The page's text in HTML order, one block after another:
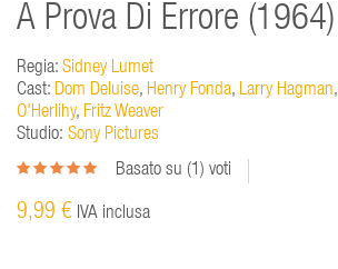
A Prova Di Errore (1964)
Regia: Sidney Lumet
Cast: Dom Deluise, Henry Fonda, Larry Hagman,
O'Herlihy, Fritz Weaver
Studio: Sony Pictures
Basato su (1) voti
9,99 € IVA inclusa